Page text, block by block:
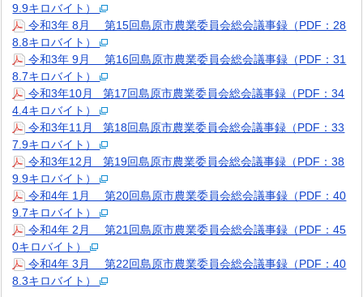
9.9キロバイト）
令和3年 8月 第15回島原市農業委員会総会議事録（PDF：28
8.8キロバイト）
令和3年 9月 第16回島原市農業委員会総会議事録（PDF：31
8.7キロバイト）
令和3年10月 第17回島原市農業委員会総会議事録（PDF：34
4.4キロバイト）
令和3年11月 第18回島原市農業委員会総会議事録（PDF：33
7.9キロバイト）
令和3年12月 第19回島原市農業委員会総会議事録（PDF：38
9.9キロバイト）
令和4年 1月 第20回島原市農業委員会総会議事録（PDF：40
9.7キロバイト）
令和4年 2月 第21回島原市農業委員会総会議事録（PDF：45
0キロバイト）
令和4年 3月 第22回島原市農業委員会総会議事録（PDF：40
8.3キロバイト）